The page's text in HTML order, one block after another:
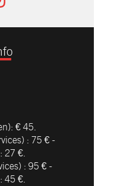
€ 45.
: 75 € -
27 €.
: 95 € -
45 €.